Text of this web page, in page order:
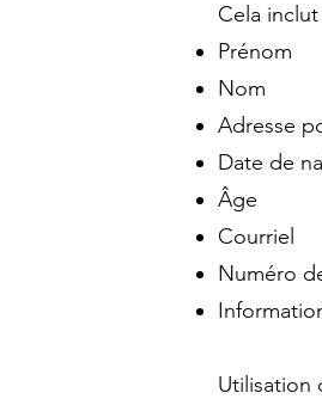
Cela
Prénom
Nom
Adresse
Date de
Âge
Courriel
Numéro
Utilisation